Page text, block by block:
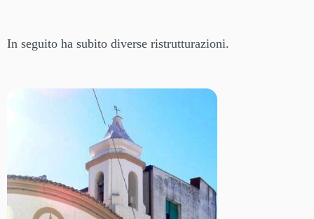
In seguito ha subito diverse ristrutturazioni.